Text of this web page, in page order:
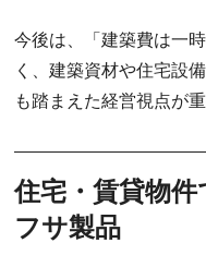
今後は、「建築費は一
く、建築資材や住宅設
も踏まえた経営視点が
住宅・賃貸物
フサ製品